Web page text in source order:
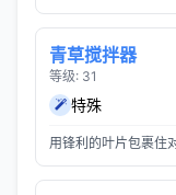
青草搅拌器
等级: 31
特殊
用锋利的叶片包裹住